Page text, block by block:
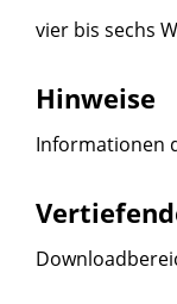
vier bis sechs
Hinweise
Informationen